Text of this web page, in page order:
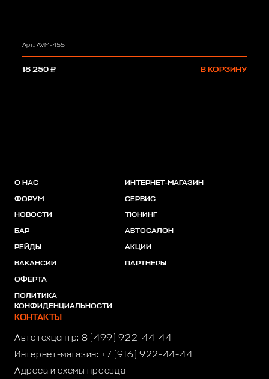
Арт.: AVM-455
18 250 ₽ В КОРЗИНУ
О НАС
ФОРУМ
НОВОСТИ
БАР
РЕЙДЫ
ВАКАНСИИ
ОФЕРТА
ПОЛИТИКА
КОНФИДЕНЦИАЛЬНОСТИ
ИНТЕРНЕТ-МАГАЗИН
СЕРВИС
ТЮНИНГ
АВТОСАЛОН
АКЦИИ
ПАРТНЕРЫ
КОНТАКТЫ
Автотехцентр: 8 (499) 922-44-44
Интернет-магазин: +7 (916) 922-44-44
Адреса и схемы проезда